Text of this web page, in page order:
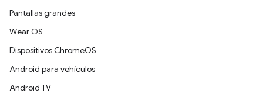
Pantallas grandes
Wear OS
Dispositivos ChromeOS
Android para vehículos
Android TV